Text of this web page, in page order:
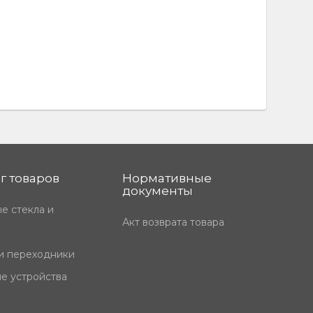
товаров
стекла и
переходники
устройства
Нормативные
документы
Акт возврата товара